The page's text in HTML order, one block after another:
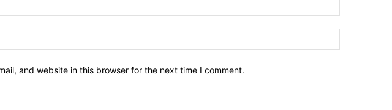
and website in this browser for the next time I comment.